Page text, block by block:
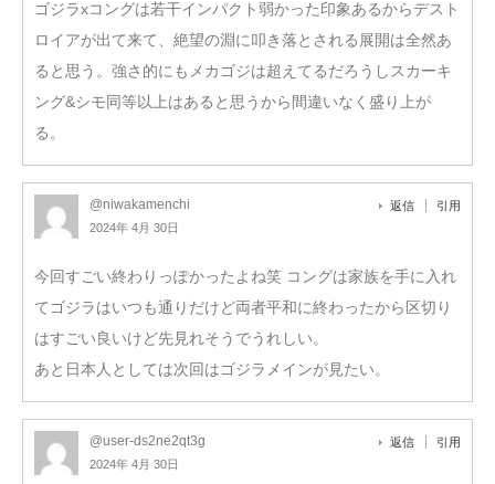
ゴジラxコングは若干インパクト弱かった印象あるからデスト
ロイアが出て来て、絶望の淵に叩き落とされる展開は全然あ
ると思う。強さ的にもメカゴジは超えてるだろうしスカーキ
ング&シモ同等以上はあると思うから間違いなく盛り上が
る。
@niwakamenchi
2024年 4月 30日
返信 引用
今回すごい終わりっぽかったよね笑 コングは家族を手に入れ
てゴジラはいつも通りだけど両者平和に終わったから区切り
はすごい良いけど先見れそうでうれしい。
あと日本人としては次回はゴジラメインが見たい。
@user-ds2ne2qt3g
2024年 4月 30日
返信 引用